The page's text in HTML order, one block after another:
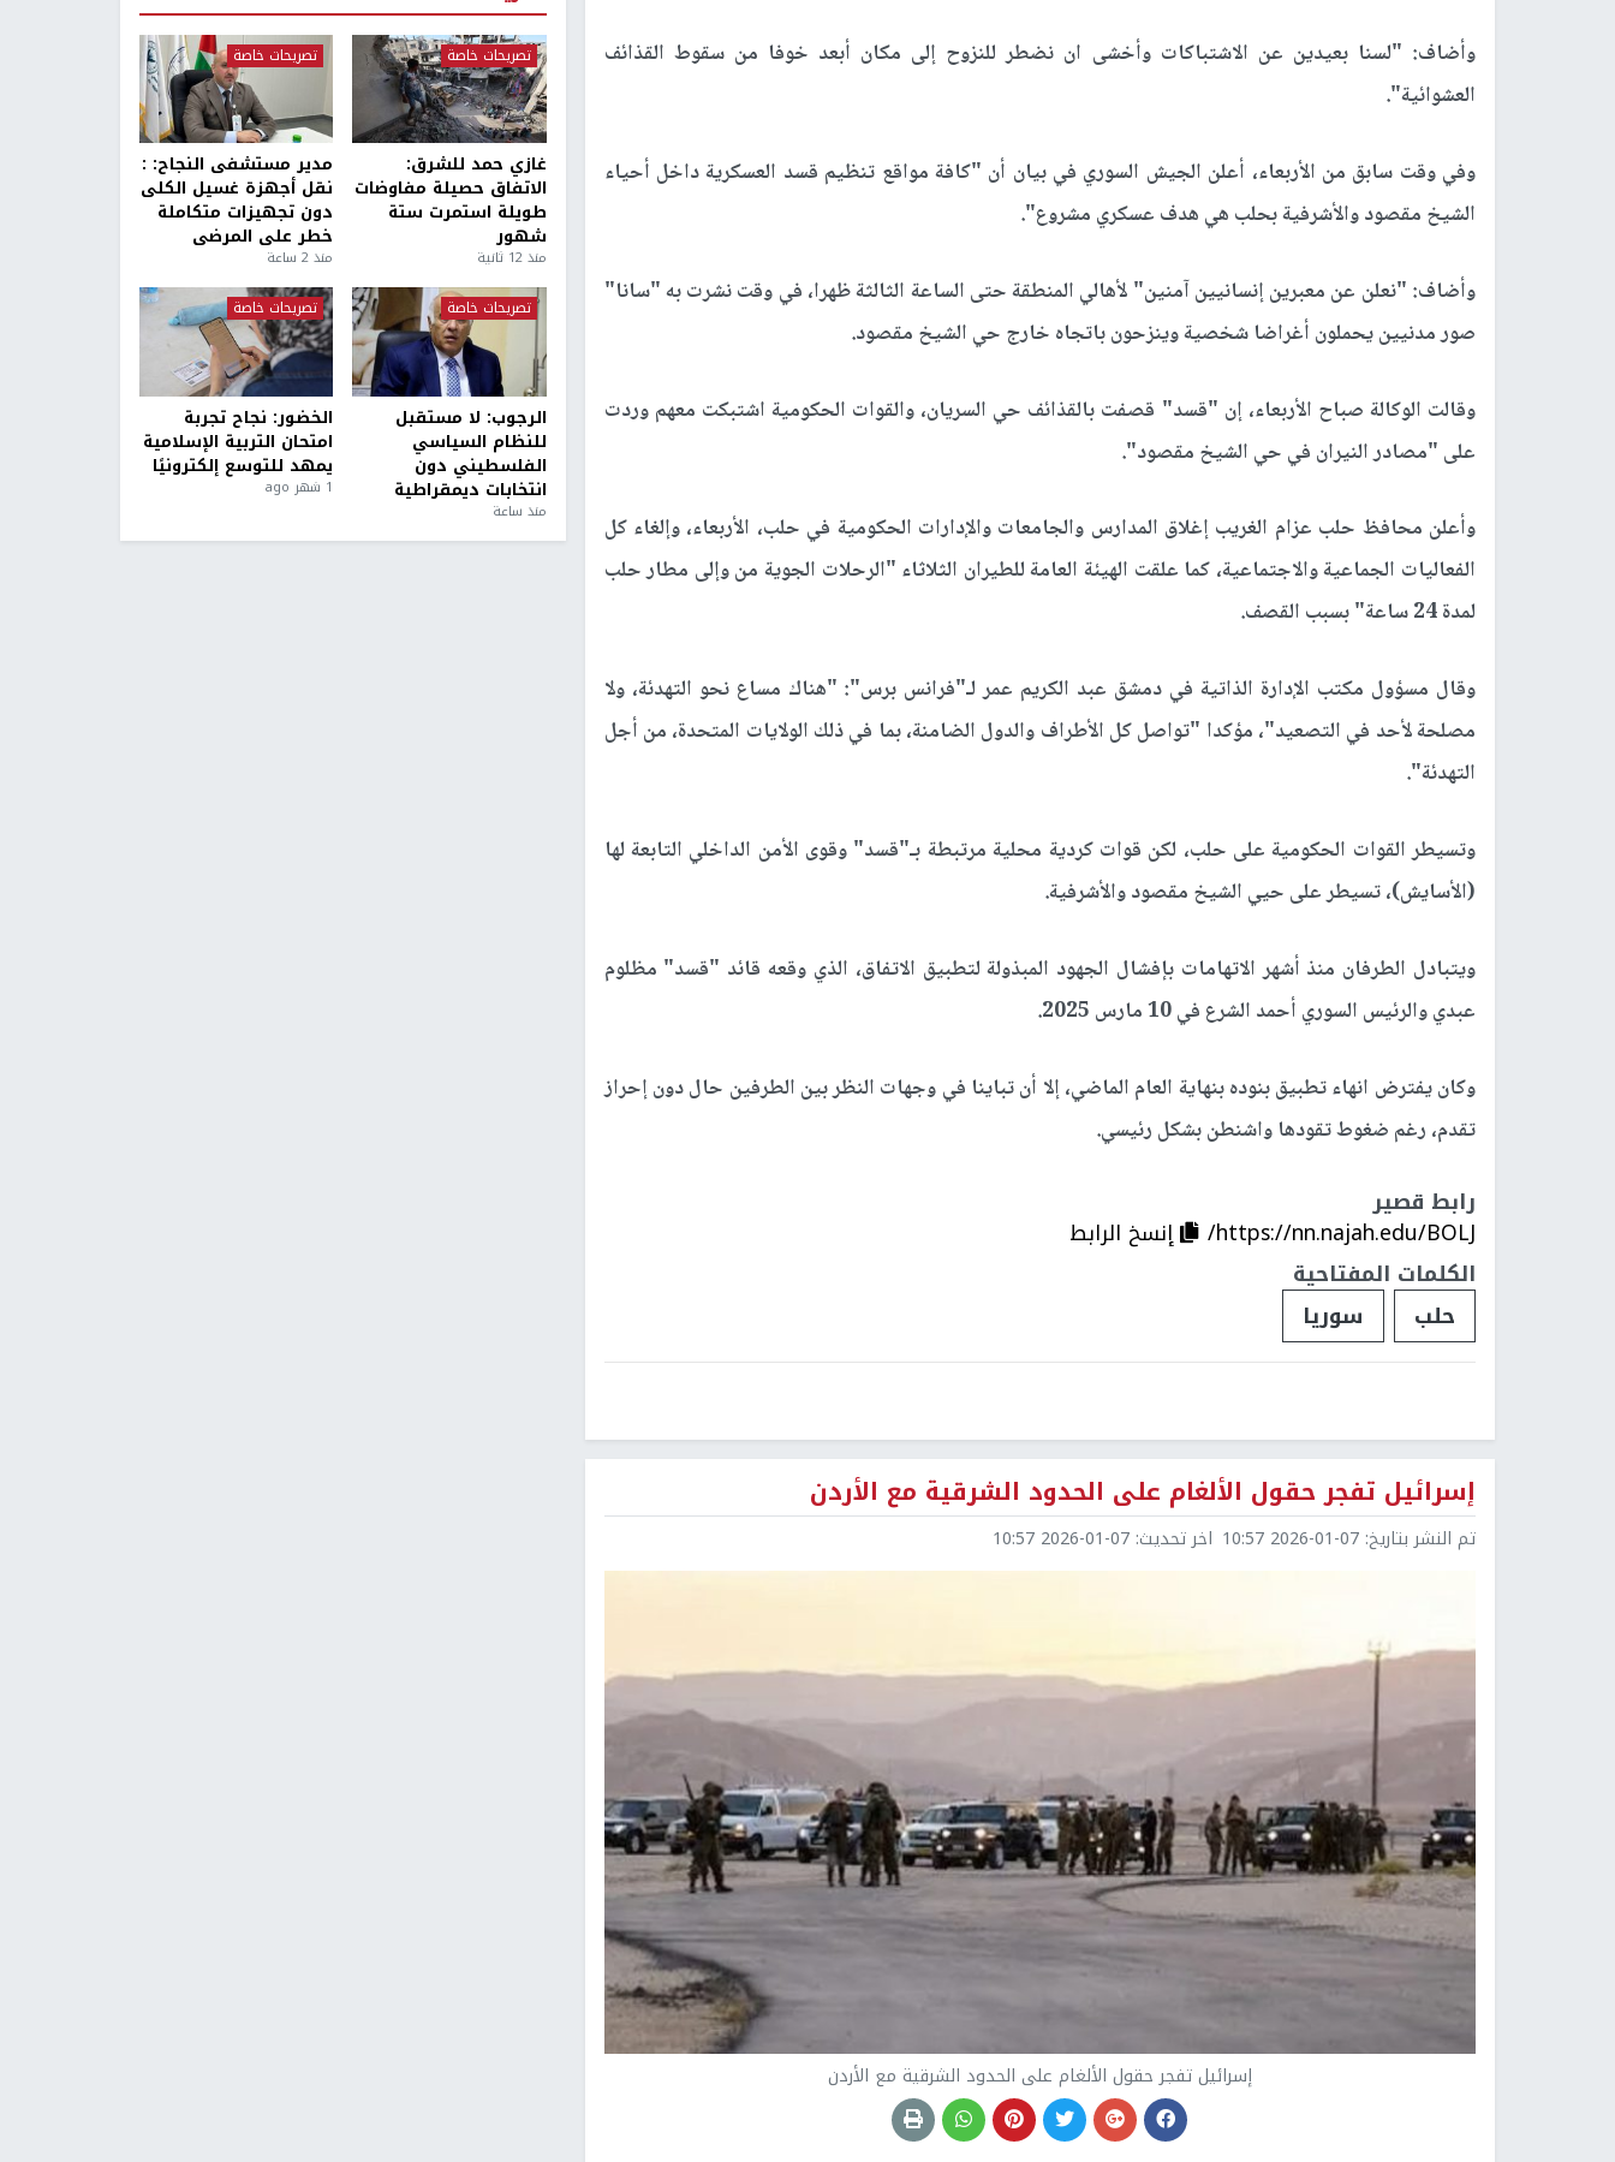
وأضاف: "لسنا بعيدين عن الاشتباكات وأخشى ان نضطر للنزوح إلى مكان أبعد خوفا من سقوط القذائف
العشوائية".
وفي وقت سابق من الأربعاء، أعلن الجيش السوري في بيان أن "كافة مواقع تنظيم قسد العسكرية داخل أحياء
الشيخ مقصود والأشرفية بحلب هي هدف عسكري مشروع".
وأضاف: "نعلن عن معبرين إنسانيين آمنين" لأهالي المنطقة حتى الساعة الثالثة ظهرا، في وقت نشرت به "سانا"
صور مدنيين يحملون أغراضا شخصية وينزحون باتجاه خارج حي الشيخ مقصود.
وقالت الوكالة صباح الأربعاء، إن "قسد" قصفت بالقذائف حي السريان، والقوات الحكومية اشتبكت معهم وردت
على "مصادر النيران في حي الشيخ مقصود".
وأعلن محافظ حلب عزام الغريب إغلاق المدارس والجامعات والإدارات الحكومية في حلب، الأربعاء، وإلغاء كل
الفعاليات الجماعية والاجتماعية، كما علقت الهيئة العامة للطيران الثلاثاء "الرحلات الجوية من وإلى مطار حلب
لمدة 24 ساعة" بسبب القصف.
وقال مسؤول مكتب الإدارة الذاتية في دمشق عبد الكريم عمر لـ"فرانس برس": "هناك مساع نحو التهدئة، ولا
مصلحة لأحد في التصعيد"، مؤكدا "تواصل كل الأطراف والدول الضامنة، بما في ذلك الولايات المتحدة، من أجل
التهدئة".
وتسيطر القوات الحكومية على حلب، لكن قوات كردية محلية مرتبطة بـ"قسد" وقوى الأمن الداخلي التابعة لها
(الأسايش)، تسيطر على حيي الشيخ مقصود والأشرفية.
ويتبادل الطرفان منذ أشهر الاتهامات بإفشال الجهود المبذولة لتطبيق الاتفاق، الذي وقعه قائد "قسد" مظلوم
عبدي والرئيس السوري أحمد الشرع في 10 مارس 2025.
وكان يفترض انهاء تطبيق بنوده بنهاية العام الماضي، إلا أن تباينا في وجهات النظر بين الطرفين حال دون إحراز
تقدم، رغم ضغوط تقودها واشنطن بشكل رئيسي.
رابط قصير
https://nn.najah.edu/BOLJ/
إنسخ الرابط
الكلمات المفتاحية
حلب
سوريا
إسرائيل تفجر حقول الألغام على الحدود الشرقية مع الأردن
تم النشر بتاريخ: 2026-01-07 10:57 اخر تحديث: 2026-01-07 10:57
إسرائيل تفجر حقول الألغام على الحدود الشرقية مع الأردن
تصريحات خاصة
غازي حمد للشرق:
الاتفاق حصيلة مفاوضات
طويلة استمرت ستة
شهور
منذ 12 ثانية
تصريحات خاصة
مدير مستشفى النجاح: :
نقل أجهزة غسيل الكلى
دون تجهيزات متكاملة
خطر على المرضى
منذ 2 ساعة
تصريحات خاصة
الرجوب: لا مستقبل
للنظام السياسي
الفلسطيني دون
انتخابات ديمقراطية
منذ ساعة
تصريحات خاصة
الخضور: نجاح تجربة
امتحان التربية الإسلامية
يمهد للتوسع إلكترونيًا
1 شهر ago